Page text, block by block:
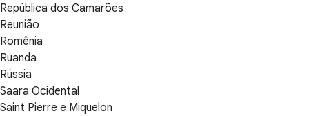
República dos Camarões
Reunião
Romênia
Ruanda
Rússia
Saara Ocidental
Saint Pierre e Miquelon